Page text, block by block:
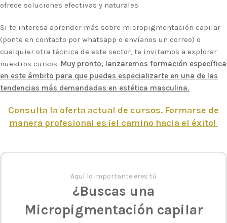
ofrece soluciones efectivas y naturales.
Si te interesa aprender más sobre micropigmentación capilar
(ponte en contacto por whatsapp o envíanos un correo) o
cualquier otra técnica de este sector, te invitamos a explorar
nuestros cursos. Muy pronto, lanzaremos formación específica
en este ámbito para que puedas especializarte en una de las
tendencias más demandadas en estética masculina.
Consulta la oferta actual de cursos. Formarse de
manera profesional es ¡el camino hacia el éxito!
Aquí lo importante eres tú
¿Buscas una
Micropigmentación capilar